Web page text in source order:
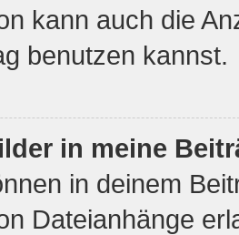
kann auch die
benutzen kannst.
in meine
in deinem
Dateianhänge